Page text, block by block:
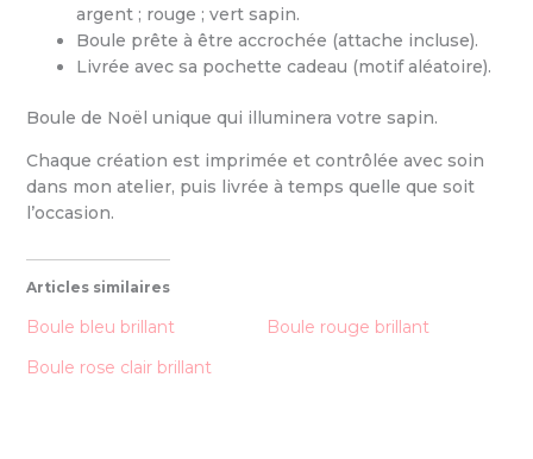
argent ; rouge ; vert sapin.
Boule prête à être accrochée (attache incluse).
Livrée avec sa pochette cadeau (motif aléatoire).
Boule de Noël unique qui illuminera votre sapin.
Chaque création est imprimée et contrôlée avec soin
dans mon atelier, puis livrée à temps quelle que soit
l’occasion.
Articles similaires
Boule bleu brillant
Boule rouge brillant
Boule rose clair brillant